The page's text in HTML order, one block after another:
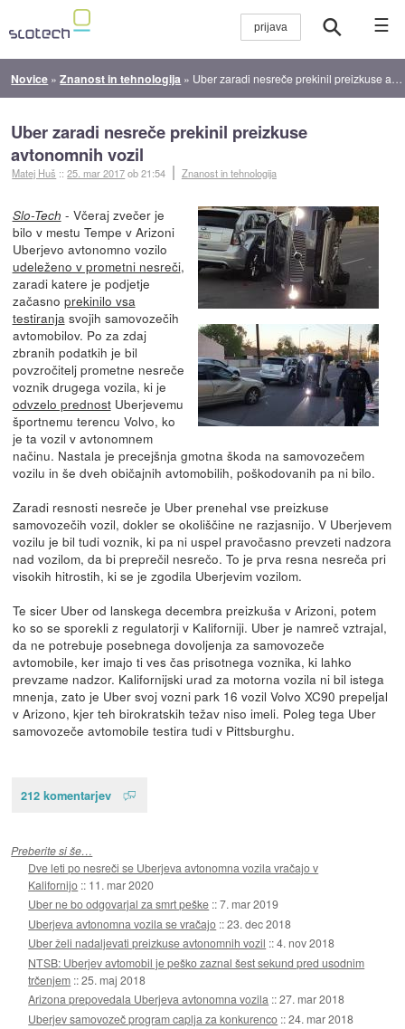
☰
Novice »Znanost in tehnologija » Uber zaradi nesreče prekinil preizkuse avtonomnih vozil
Uber zaradi nesreče prekinil preizkuse
avtonomnih vozil
Matej Huš ::25. mar 2017ob 21:54 Znanost in tehnologija
Slo-Tech - Včeraj zvečer je
bilo v mestu Tempe v Arizoni
Uberjevo avtonomno vozilo
udeleženo v prometni nesreči,
zaradi katere je podjetje
začasno prekinilo vsa
testiranja svojih samovozečih
avtomobilov. Po za zdaj
zbranih podatkih je bil
povzročitelj prometne nesreče
voznik drugega vozila, ki je
odvzelo prednostUberjevemu
športnemu terencu Volvo, ko
je ta vozil v avtonomnem
načinu. Nastala je precejšnja gmotna škoda na samovozečem
vozilu in še dveh običajnih avtomobilih, poškodovanih pa ni bilo.
Zaradi resnosti nesreče je Uber prenehal vse preizkuse
samovozečih vozil, dokler se okoliščine ne razjasnijo. V Uberjevem
vozilu je bil tudi voznik, ki pa ni uspel pravočasno prevzeti nadzora
nad vozilom, da bi preprečil nesrečo. To je prva resna nesreča pri
visokih hitrostih, ki se je zgodila Uberjevim vozilom.
Te sicer Uber od lanskega decembra preizkuša v Arizoni, potem
ko so se sporekli z regulatorji v Kaliforniji. Uber je namreč vztrajal,
da ne potrebuje posebnega dovoljenja za samovozeče
avtomobile, ker imajo ti ves čas prisotnega voznika, ki lahko
prevzame nadzor. Kalifornijski urad za motorna vozila ni bil istega
mnenja, zato je Uber svoj vozni park 16 vozil Volvo XC90 prepeljal
v Arizono, kjer teh birokratskih težav niso imeli. Poleg tega Uber
samovozeče avtomobile testira tudi v Pittsburghu.
212 komentarjev
Preberite si še…
Dve leti po nesreči se Uberjeva avtonomna vozila vračajo v
Kalifornijo :: 11. mar 2020
Uber ne bo odgovarjal za smrt peške ::7. mar 2019
Uberjeva avtonomna vozila se vračajo ::23. dec 2018
Uber želi nadaljevati preizkuse avtonomnih vozil ::4. nov 2018
NTSB: Uberjev avtomobil je peško zaznal šest sekund pred usodnim
trčenjem ::25. maj 2018
Arizona prepovedala Uberjeva avtonomna vozila ::27. mar 2018
Uberjev samovozeč program caplja za konkurenco ::24. mar 2018